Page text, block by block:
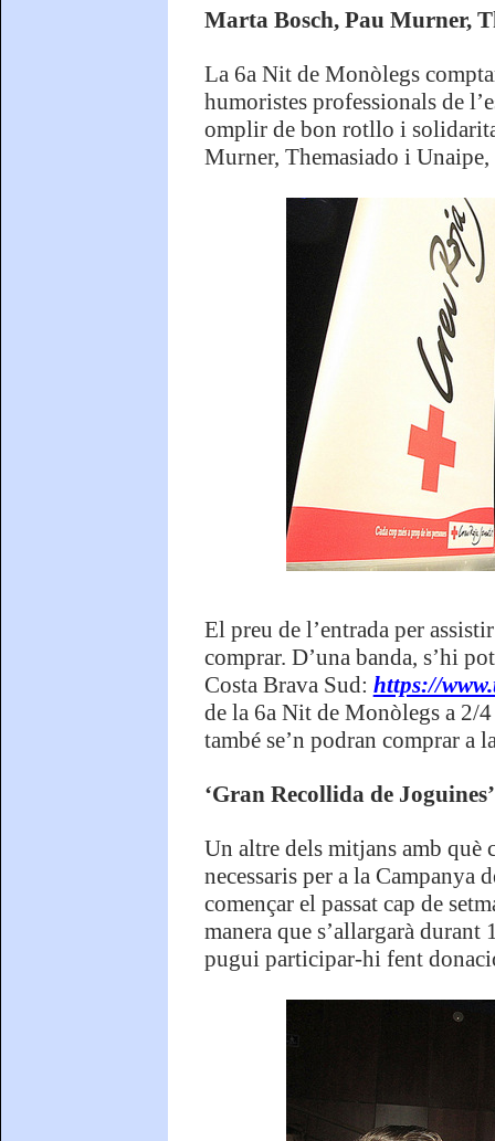
Marta Bosch, Pau Murner,
La 6a Nit de Monòlegs
humoristes professionals de
omplir de bon rotllo i
Murner, Themasiado i Unaipe,
El preu de l’entrada per
comprar. D’una banda, s’hi
Costa Brava Sud: https://
de la 6a Nit de Monòlegs a 2/
també se’n podran comprar a
‘Gran Recollida de
Un altre dels mitjans amb què
necessaris per a la Campanya
començar el passat cap de
manera que s’allargarà
pugui participar-hi fent